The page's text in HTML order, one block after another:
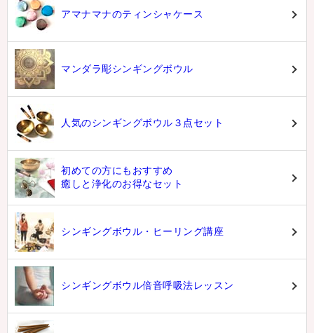
アマナマナのティンシャケース
マンダラ彫シンギングボウル
人気のシンギングボウル３点セット
初めての方にもおすすめ
癒しと浄化のお得なセット
シンギングボウル・ヒーリング講座
シンギングボウル倍音呼吸法レッスン